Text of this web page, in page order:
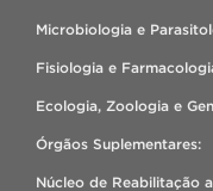
Microbiologia e
Fisiologia e
Ecologia, Zoologia e
Órgãos Suplementares:
Núcleo de Reabilitação